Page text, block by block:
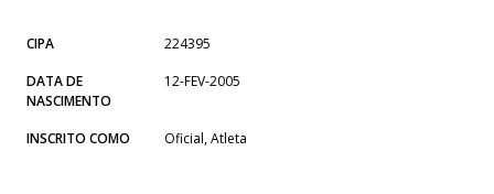
CIPA
224395
DATA DE
NASCIMENTO
12-FEV-2005
INSCRITO COMO Oficial, Atleta